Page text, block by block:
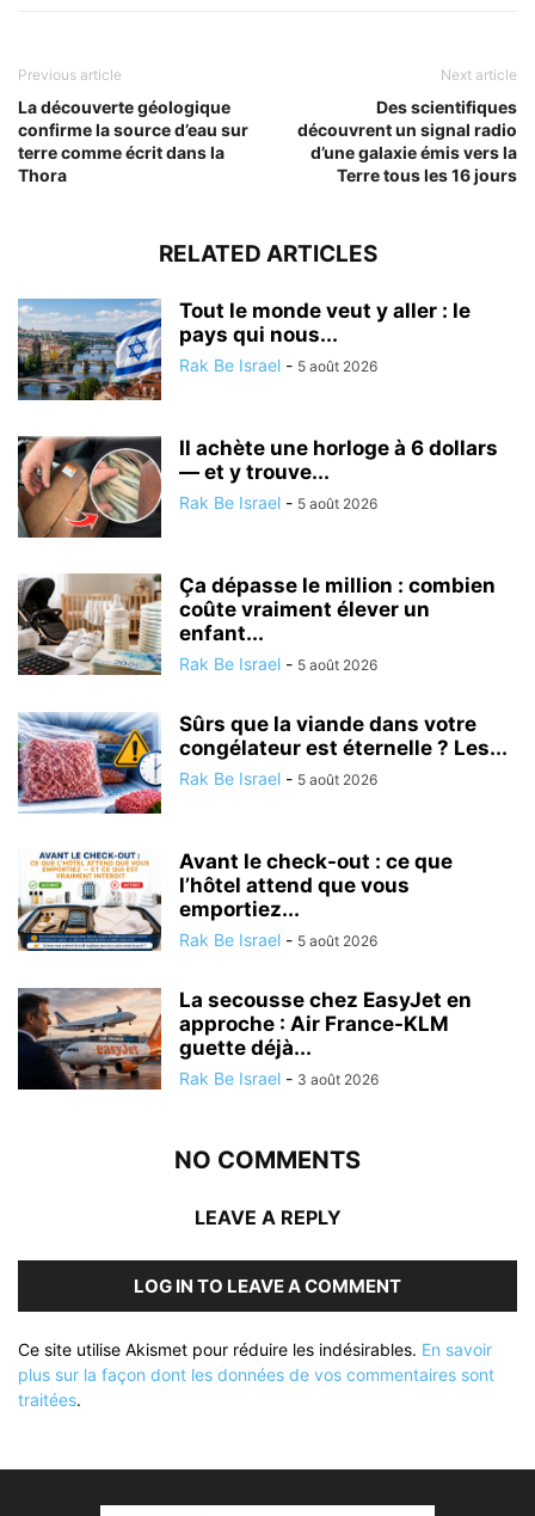
Previous article
La découverte géologique
confirme la source d’eau sur
terre comme écrit dans la
Thora
Next article
Des scientifiques
découvrent un signal radio
d’une galaxie émis vers la
Terre tous les 16 jours
RELATED ARTICLES
Tout le monde veut y aller : le
pays qui nous...
Rak Be Israel - 5 août 2026
Il achète une horloge à 6 dollars
— et y trouve...
Rak Be Israel - 5 août 2026
Ça dépasse le million : combien
coûte vraiment élever un
enfant...
Rak Be Israel - 5 août 2026
Sûrs que la viande dans votre
congélateur est éternelle ? Les...
Rak Be Israel - 5 août 2026
Avant le check-out : ce que
l’hôtel attend que vous
emportiez...
Rak Be Israel - 5 août 2026
La secousse chez EasyJet en
approche : Air France-KLM
guette déjà...
Rak Be Israel - 3 août 2026
NO COMMENTS
LEAVE A REPLY
LOG IN TO LEAVE A COMMENT
Ce site utilise Akismet pour réduire les indésirables. En savoir
plus sur la façon dont les données de vos commentaires sont
traitées.